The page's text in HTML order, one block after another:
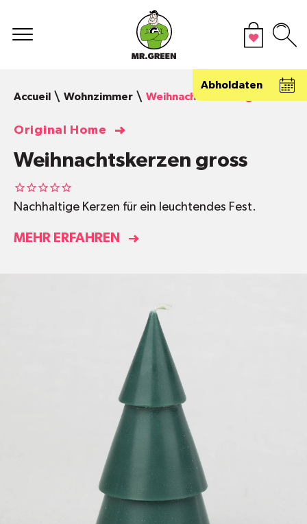
Abholdaten
Accueil
Wohnzimmer Weihnachtskerzen gross
Original Home
Weihnachtskerzen gross
Nachhaltige Kerzen für ein leuchtendes Fest.
MEHR ERFAHREN